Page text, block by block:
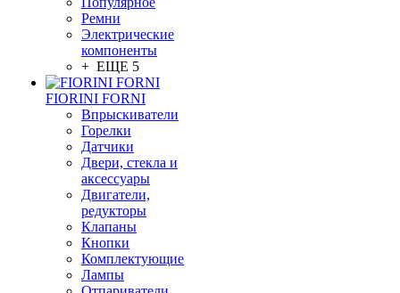
Ремни
Электрические
компоненты
+ ЕЩЕ 5
FIORINI FORNI
Впрыскиватели
Горелки
Датчики
Двери, стекла и
аксессуары
Двигатели,
редукторы
Клапаны
Кнопки
Комплектующие
Лампы